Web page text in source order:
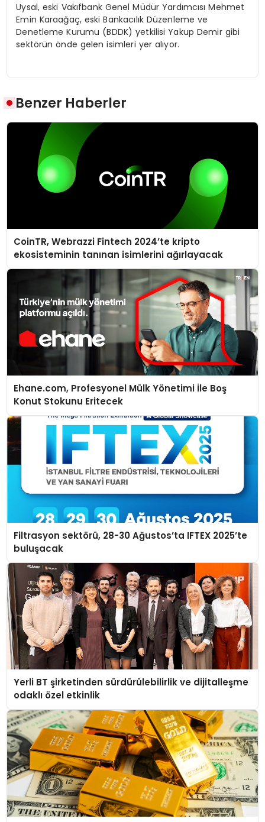
Uysal, eski Vakıfbank Genel Müdür Yardımcısı Mehmet
Emin Karaağaç, eski Bankacılık Düzenleme ve
Denetleme Kurumu (BDDK) yetkilisi Yakup Demir gibi
sektörün önde gelen isimleri yer alıyor.
Benzer Haberler
CoinTR, Webrazzi Fintech 2024’te kripto
ekosisteminin tanınan isimlerini ağırlayacak
Ehane.com, Profesyonel Mülk Yönetimi İle Boş
Konut Stokunu Eritecek
Filtrasyon sektörü, 28-30 Ağustos’ta IFTEX 2025’te
buluşacak
Yerli BT şirketinden sürdürülebilirlik ve dijitalleşme
odaklı özel etkinlik